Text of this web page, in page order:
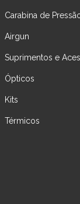
Carabina de
Airgun
Suprimentos e
Ópticos
Kits
Térmicos